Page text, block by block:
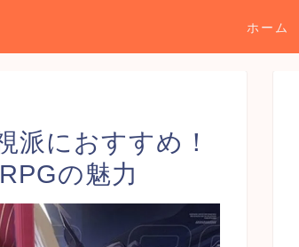
ホーム
派におすすめ！
の魅力